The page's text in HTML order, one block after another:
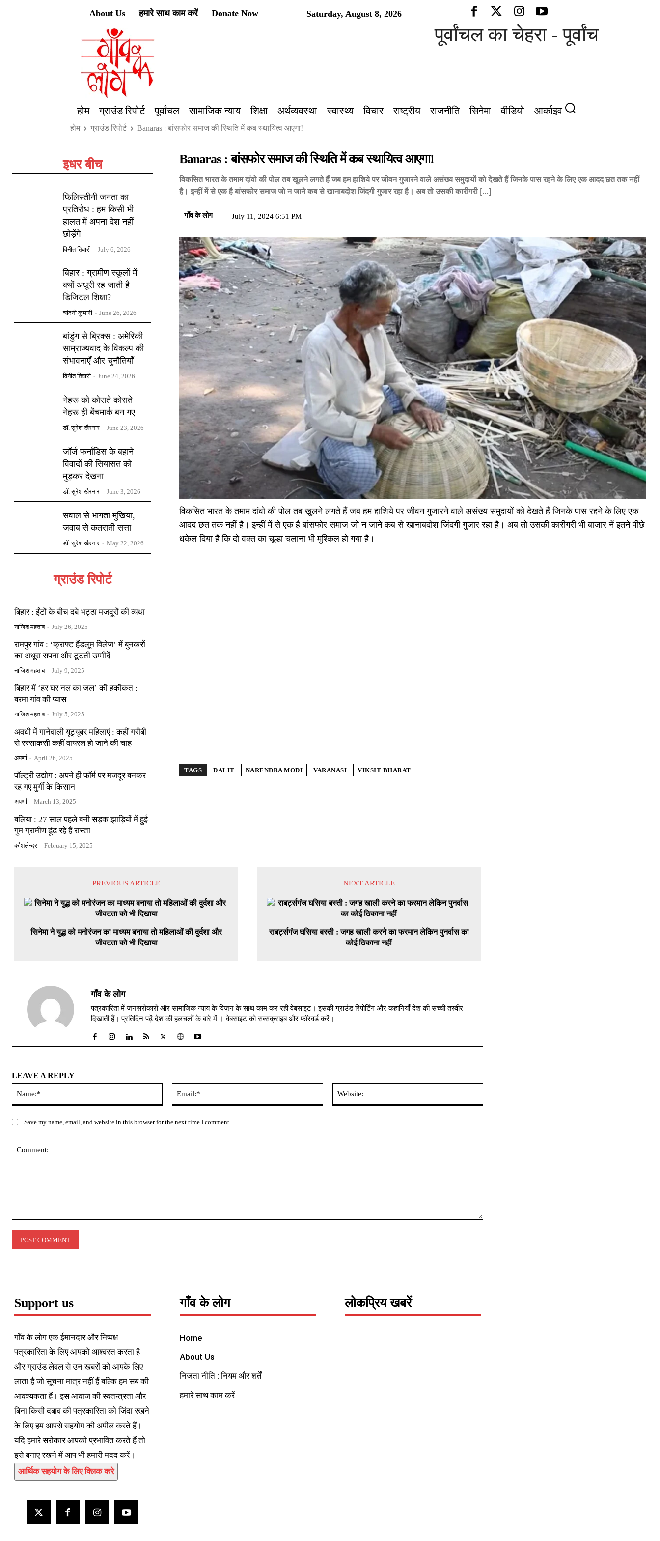
Saturday, August 8, 2026
About Us हमारे साथ काम करें Donate Now
पूर्वांचल का चेहरा - पूर्वांचल की आवाज़
होम ग्राउंड रिपोर्ट पूर्वांचल सामाजिक न्याय शिक्षा अर्थव्यवस्था स्वास्थ्य विचार राष्ट्रीय राजनीति सिनेमा वीडियो आर्काइव
होम ग्राउंड रिपोर्ट Banaras : बांसफोर समाज की स्थिति में कब स्थायित्व आएगा!
इधर बीच
फिलिस्तीनी जनता का
प्रतिरोध : हम किसी भी
हालत में अपना देश नहीं
छोड़ेंगे
विनीत तिवारी - July 6, 2026
बिहार : ग्रामीण स्कूलों में
क्यों अधूरी रह जाती है
डिजिटल शिक्षा?
चांदनी कुमारी - June 26, 2026
बांडुंग से ब्रिक्स : अमेरिकी
साम्राज्यवाद के विकल्प की
संभावनाएँ और चुनौतियाँ
विनीत तिवारी - June 24, 2026
नेहरू को कोसते कोसते
नेहरू ही बेंचमार्क बन गए
डॉ. सुरेश खैरनार - June 23, 2026
जॉर्ज फर्नांडिस के बहाने
विवादों की सियासत को
मुड़कर देखना
डॉ. सुरेश खैरनार - June 3, 2026
सवाल से भागता मुखिया,
जवाब से कतराती सत्ता
डॉ. सुरेश खैरनार - May 22, 2026
ग्राउंड रिपोर्ट
बिहार : ईंटों के बीच दबे भट्ठा मजदूरों की व्यथा
नाजिश महताब - July 26, 2025
रामपुर गांव : ‘क्राफ्ट हैंडलूम विलेज’ में बुनकरों
का अधूरा सपना और टूटती उम्मीदें
नाजिश महताब - July 9, 2025
बिहार में ‘हर घर नल का जल’ की हकीकत :
बरमा गांव की प्यास
नाजिश महताब - July 5, 2025
अवधी में गानेवाली यूट्यूबर महिलाएं : कहीं गरीबी
से रस्साकसी कहीं वायरल हो जाने की चाह
अपर्णा - April 26, 2025
पॉल्ट्री उद्योग : अपने ही फॉर्म पर मजदूर बनकर
रह गए मुर्गी के किसान
अपर्णा - March 13, 2025
बलिया : 27 साल पहले बनी सड़क झाड़ियों में हुई
गुम ग्रामीण ढूंढ रहे हैं रास्ता
कौशलेन्द्र - February 15, 2025
Banaras : बांसफोर समाज की स्थिति में कब स्थायित्व आएगा!
विकसित भारत के तमाम दांवो की पोल तब खुलने लगते हैं जब हम हाशिये पर जीवन गुजारने वाले असंख्य समुदायों को देखते हैं जिनके पास रहने के लिए एक आदद छत तक नहीं
है। इन्हीं में से एक है बांसफोर समाज जो न जाने कब से खानाबदोश जिंदगी गुजार रहा है। अब तो उसकी कारीगरी […]
गाँव के लोग July 11, 2024 6:51 PM
विकसित भारत के तमाम दांवो की पोल तब खुलने लगते हैं जब हम हाशिये पर जीवन गुजारने वाले असंख्य समुदायों को देखते हैं जिनके पास रहने के लिए एक
आदद छत तक नहीं है। इन्हीं में से एक है बांसफोर समाज जो न जाने कब से खानाबदोश जिंदगी गुजार रहा है। अब तो उसकी कारीगरी भी बाजार नें इतने पीछे
धकेल दिया है कि दो वक्त का चूल्हा चलाना भी मुश्किल हो गया है।
TAGS DALIT NARENDRA MODI VARANASI VIKSIT BHARAT
PREVIOUS ARTICLE
सिनेमा ने युद्ध को मनोरंजन का माध्यम बनाया तो महिलाओं की दुर्दशा और
जीवटता को भी दिखाया
NEXT ARTICLE
राबर्ट्सगंज घसिया बस्ती : जगह खाली करने का फरमान लेकिन पुनर्वास का
कोई ठिकाना नहीं
गाँव के लोग
पत्रकारिता में जनसरोकारों और सामाजिक न्याय के विज़न के साथ काम कर रही वेबसाइट। इसकी ग्राउंड रिपोर्टिंग और कहानियाँ देश की सच्ची तस्वीर
दिखाती हैं। प्रतिदिन पढ़ें देश की हलचलों के बारे में । वेबसाइट को सब्सक्राइब और फॉरवर्ड करें।
LEAVE A REPLY
Save my name, email, and website in this browser for the next time I comment.
Support us
गाँव के लोग एक ईमानदार और निष्पक्ष
पत्रकारिता के लिए आपको आश्वस्त करता है
और ग्राउंड लेवल से उन खबरों को आपके लिए
लाता है जो सूचना मात्र नहीं हैं बल्कि हम सब की
आवश्यकता हैं। इस आवाज की स्वतन्त्रता और
बिना किसी दबाव की पत्रकारिता को जिंदा रखने
के लिए हम आपसे सहयोग की अपील करते हैं।
यदि हमारे सरोकार आपको प्रभावित करते हैं तो
इसे बनाए रखने में आप भी हमारी मदद करें।
आर्थिक सहयोग के लिए क्लिक करे
गाँव के लोग
Home
About Us
निजता नीति : नियम और शर्तें
हमारे साथ काम करें
लोकप्रिय खबरें